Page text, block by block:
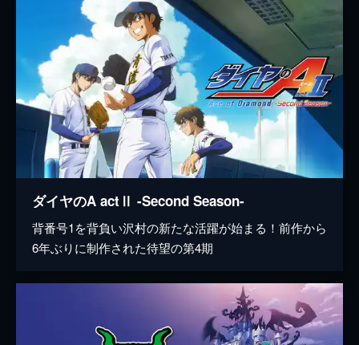
ダイヤのA actⅡ -Second Season-
背番号1を背負い沢村の新たな活躍が始まる！前作から
6年ぶりに制作された待望の第4期